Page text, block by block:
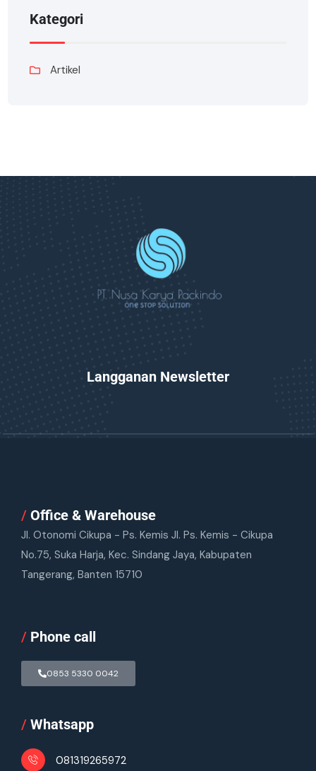
Kategori
Artikel
Langganan Newsletter
/ Office & Warehouse
Jl. Otonomi Cikupa - Ps. Kemis Jl. Ps. Kemis - Cikupa
No.75, Suka Harja, Kec. Sindang Jaya, Kabupaten
Tangerang, Banten 15710
/ Phone call
0853 5330 0042
/ Whatsapp
081319265972